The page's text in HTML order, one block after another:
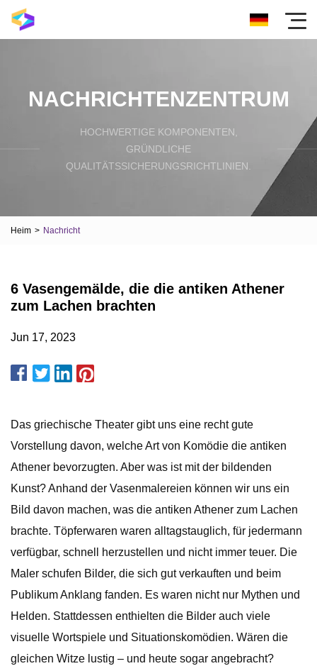
NACHRICHTENZENTRUM
HOCHWERTIGE KOMPONENTEN,
GRÜNDLICHE
QUALITÄTSSICHERUNGSRICHTLINIEN.
Heim > Nachricht
6 Vasengemälde, die die antiken Athener
zum Lachen brachten
Jun 17, 2023
Das griechische Theater gibt uns eine recht gute
Vorstellung davon, welche Art von Komödie die antiken
Athener bevorzugten. Aber was ist mit der bildenden
Kunst? Anhand der Vasenmalereien können wir uns ein
Bild davon machen, was die antiken Athener zum Lachen
brachte. Töpferwaren waren alltagstauglich, für jedermann
verfügbar, schnell herzustellen und nicht immer teuer. Die
Maler schufen Bilder, die sich gut verkauften und beim
Publikum Anklang fanden. Es waren nicht nur Mythen und
Helden. Stattdessen enthielten die Bilder auch viele
visuelle Wortspiele und Situationskomödien. Wären die
gleichen Witze lustig – und heute sogar angebracht?